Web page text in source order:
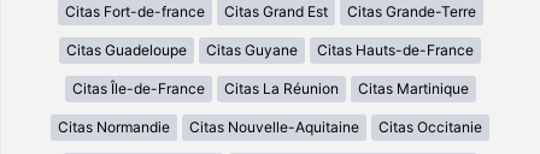
Citas Fort-de-france Citas Grand Est Citas Grande-Terre
Citas Guadeloupe Citas Guyane Citas Hauts-de-France
Citas Île-de-France Citas La Réunion Citas Martinique
Citas Normandie Citas Nouvelle-Aquitaine Citas Occitanie